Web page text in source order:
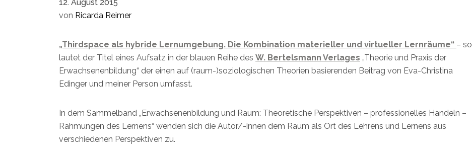
12. August 2015
von Ricarda Reimer
„Thirdspace als hybride Lernumgebung. Die Kombination materieller und virtueller Lernräume“ – so
lautet der Titel eines Aufsatz in der blauen Reihe des W. Bertelsmann Verlages „Theorie und Praxis der
Erwachsenenbildung“ der einen auf (raum-)soziologischen Theorien basierenden Beitrag von Eva-Christina
Edinger und meiner Person umfasst.
In dem Sammelband „Erwachsenenbildung und Raum: Theoretische Perspektiven – professionelles Handeln –
Rahmungen des Lernens“ wenden sich die Autor/-innen dem Raum als Ort des Lehrens und Lernens aus
verschiedenen Perspektiven zu.